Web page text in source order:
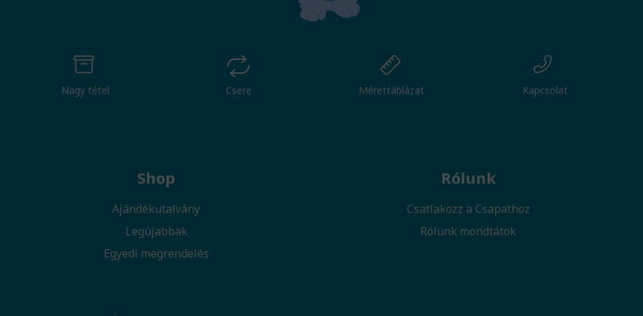
Nagy tétel Csere Mérettáblázat Kapcsolat
Shop
Ajándékutalvány
Legújabbak
Egyedi megrendelés
Rólunk
Csatlakozz a Csapathoz
Rólunk mondtátok